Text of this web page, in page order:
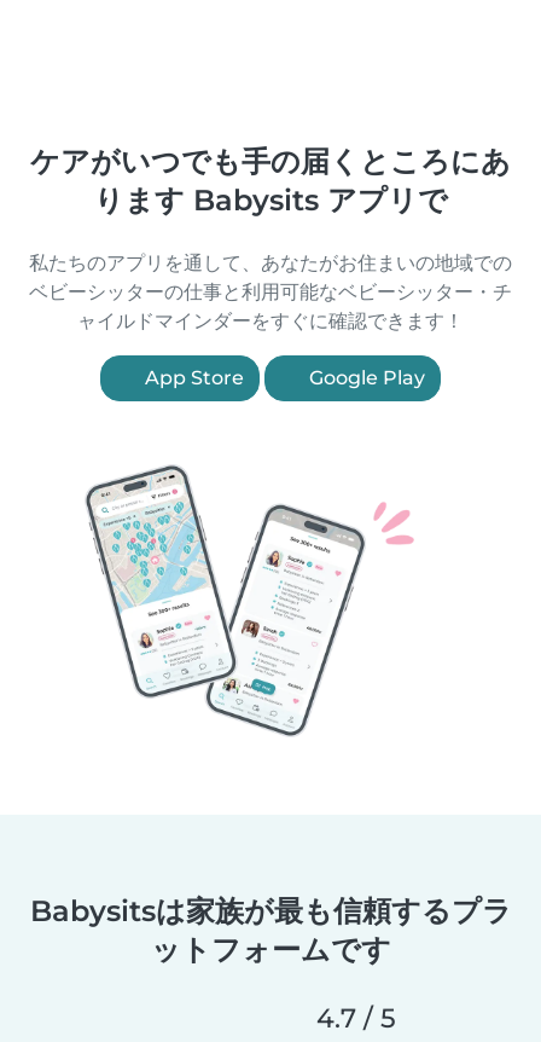
ケアがいつでも手の届くところにあ
ります Babysits アプリで
私たちのアプリを通して、あなたがお住まいの地域での
ベビーシッターの仕事と利用可能なベビーシッター・チ
ャイルドマインダーをすぐに確認できます！
App Store Google Play
Babysitsは家族が最も信頼するプラ
ットフォームです
4.7 / 5